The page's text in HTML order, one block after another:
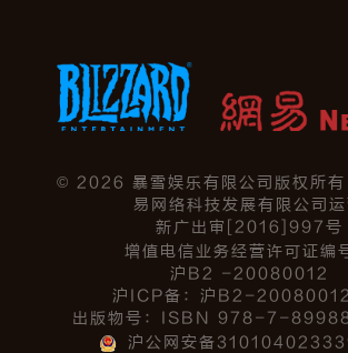
© 2026 暴雪娱乐有限公司版权所
易网络科技发展有限公司
新广出审[2016]997号
增值电信业务经营许可证编
沪B2 -20080012
沪ICP备：沪B2-
出版物号：ISBN 978-7-
沪公网安备